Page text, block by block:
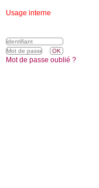
Usage interne
Mot de passe oublié ?